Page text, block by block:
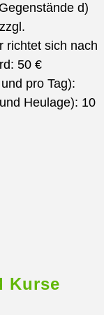
d)
richtet sich nach
50 €
pro Tag):
Heulage): 10
Kurse